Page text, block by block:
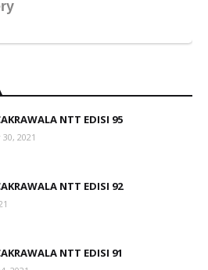
NTT EDISI 95
2021
NTT EDISI 92
NTT EDISI 91